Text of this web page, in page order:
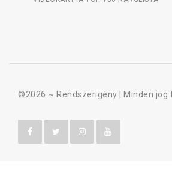
©2026 ~ Rendszerigény | Minden jog